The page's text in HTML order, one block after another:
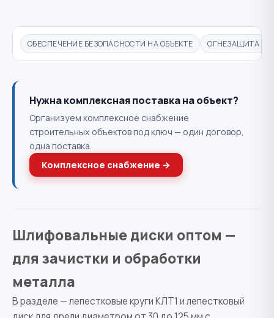
ОБЕСПЕЧЕНИЕ БЕЗОПАСНОСТИ НА ОБЪЕКТЕ ОГНЕЗАЩИТА
Нужна комплексная поставка на объект?
Организуем комплексное снабжение
строительных объектов под ключ — один договор,
одна поставка.
Комплексное снабжение →
Шлифовальные диски оптом —
для зачистки и обработки
металла
В разделе — лепестковые круги КЛТ1 и лепестковый